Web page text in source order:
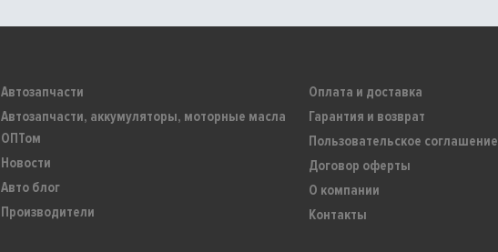
Автозапчасти
Автозапчасти, аккумуляторы, моторные масла
ОПТом
Новости
Авто блог
Производители
Оплата и доставка
Гарантия и возврат
Пользовательское соглашение
Договор оферты
О компании
Контакты